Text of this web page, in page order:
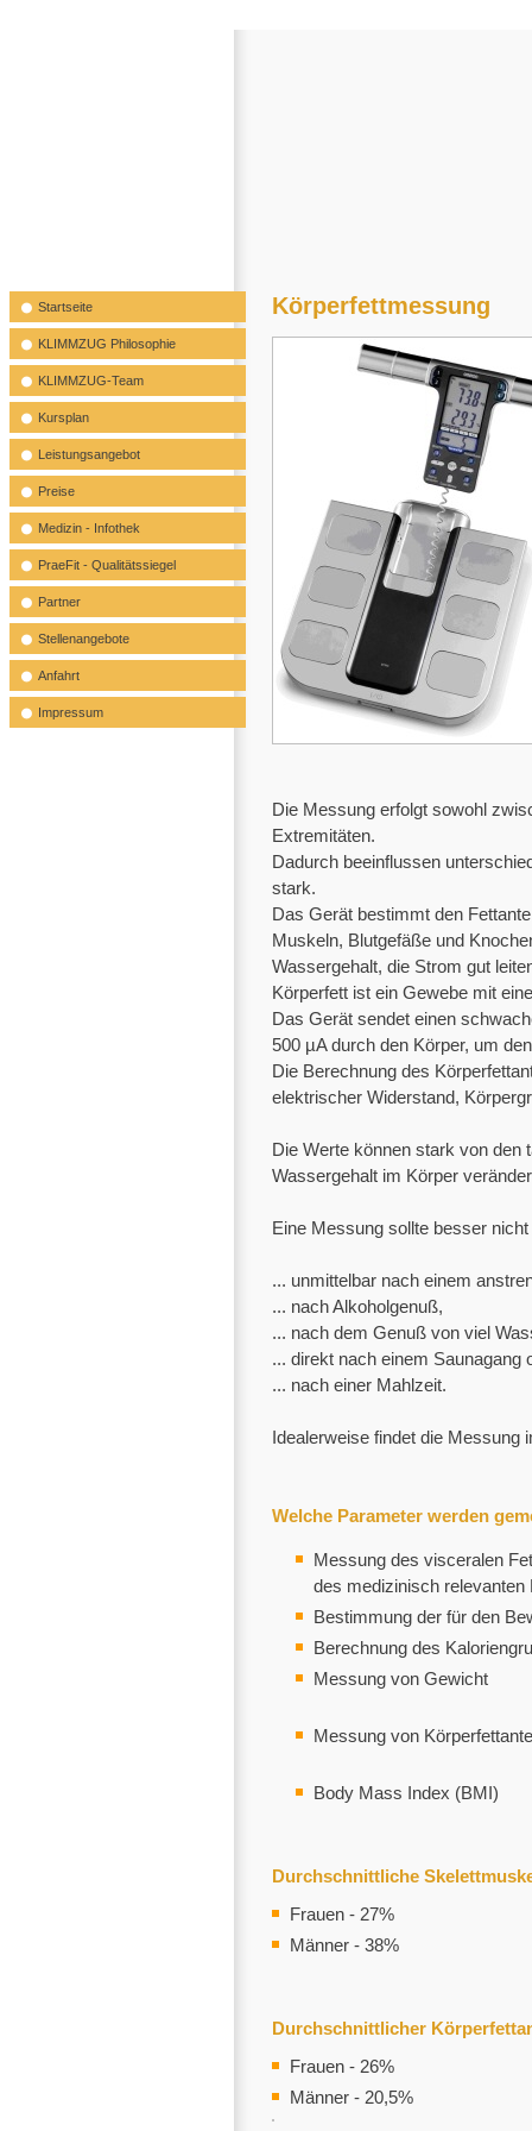
Startseite
KLIMMZUG Philosophie
KLIMMZUG-Team
Kursplan
Leistungsangebot
Preise
Medizin - Infothek
PraeFit - Qualitätssiegel
Partner
Stellenangebote
Anfahrt
Impressum
Körperfettmessung
Die Messung erfolgt sowohl
Extremitäten.
Dadurch beeinflussen
stark.
Das Gerät bestimmt den
Muskeln, Blutgefäße und
Wassergehalt, die Strom gut
Körperfett ist ein Gewebe mit
Das Gerät sendet einen
500 µA durch den Körper, um
Die Berechnung des
elektrischer Widerstand,
Die Werte können stark von den
Wassergehalt im Körper
Eine Messung sollte besser
... unmittelbar nach einem
... nach Alkoholgenuß,
... nach dem Genuß von viel
... direkt nach einem Saunagang
... nach einer Mahlzeit.
Idealerweise findet die Messung
Welche Parameter werden
Messung des visceralen
des medizinisch relevanten
Bestimmung der für den
Berechnung des
Messung von Gewicht
Messung von
Body Mass Index (BMI)
Durchschnittliche
Frauen - 27%
Männer - 38%
Durchschnittlicher
Frauen - 26%
Männer - 20,5%